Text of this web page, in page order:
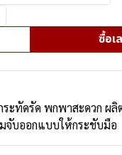
ซื้อเ
ะทัดรัด พกพาสะดวก ผ
บออกแบบให้กระชับมือ